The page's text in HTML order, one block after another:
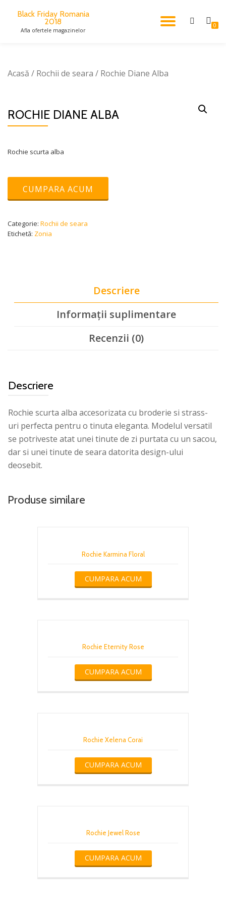
Black Friday Romania
2018
Afla ofertele magazinelor
0
Acasă / Rochii de seara / Rochie Diane Alba
ROCHIE DIANE ALBA
Rochie scurta alba
CUMPARA ACUM
Categorie: Rochii de seara
Etichetă: Zonia
Descriere
Informații suplimentare
Recenzii (0)
Descriere
Rochie scurta alba accesorizata cu broderie si strass-
uri perfecta pentru o tinuta eleganta. Modelul versatil
se potriveste atat unei tinute de zi purtata cu un sacou,
dar si unei tinute de seara datorita design-ului
deosebit.
Produse similare
Rochie Karmina Floral
CUMPARA ACUM
Rochie Eternity Rose
CUMPARA ACUM
Rochie Xelena Corai
CUMPARA ACUM
Rochie Jewel Rose
CUMPARA ACUM